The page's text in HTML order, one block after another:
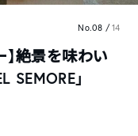
No.08 /14
絶景を味わい
SEMORE」